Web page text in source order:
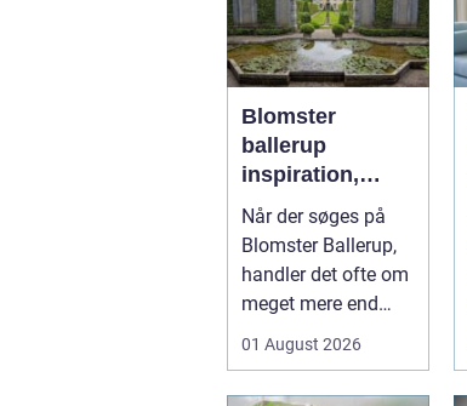
Blomster
ballerup
inspiration,
anledninger og
lokale
muligheder
Når der søges på
Blomster Ballerup,
handler det ofte om
meget mere end
bare en hurtig
01 August 2026